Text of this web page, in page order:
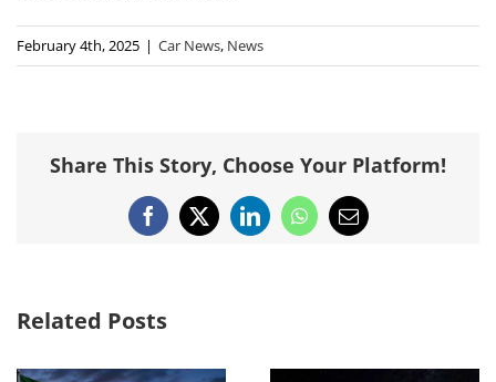
February 4th, 2025 | Car News, News
Share This Story, Choose Your Platform!
Facebook
X LinkedInWhatsApp
Email
Related Posts